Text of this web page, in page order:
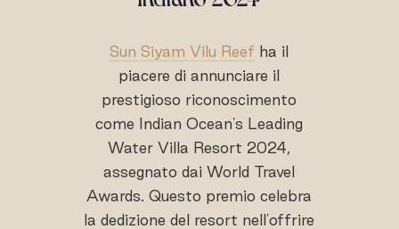
Sun Siyam Vilu Reef ha il
piacere di annunciare il
prestigioso riconoscimento
come Indian Ocean's Leading
Water Villa Resort 2024,
assegnato dai World Travel
Awards. Questo premio celebra
la dedizione del resort nell'offrire